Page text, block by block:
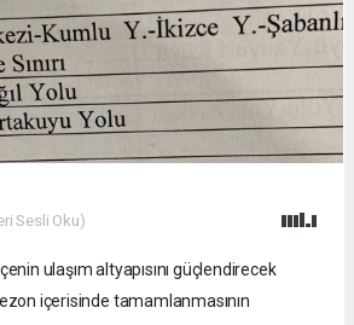
Sesli Oku)
ulaşım altyapısını güçlendirecek
içerisinde tamamlanmasının